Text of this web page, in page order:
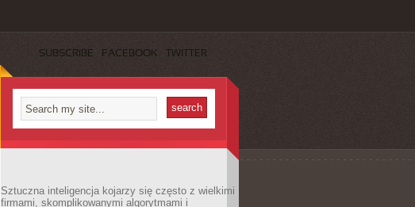
SUBSCRIBE FACEBOOK TWITTER
Sztuczna inteligencja kojarzy się często z wielkimi
firmami, skomplikowanymi algorytmami i